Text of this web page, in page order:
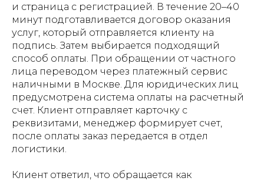
и страница с регистрацией. В течение 20–40
минут подготавливается договор оказания
услуг, который отправляется клиенту на
подпись. Затем выбирается подходящий
способ оплаты. При обращении от частного
лица переводом через платежный сервис
наличными в Москве. Для юридических лиц
предусмотрена система оплаты на расчетный
счет. Клиент отправляет карточку с
реквизитами, менеджер формирует счет,
после оплаты заказ передается в отдел
логистики.
Клиент ответил, что обращается как